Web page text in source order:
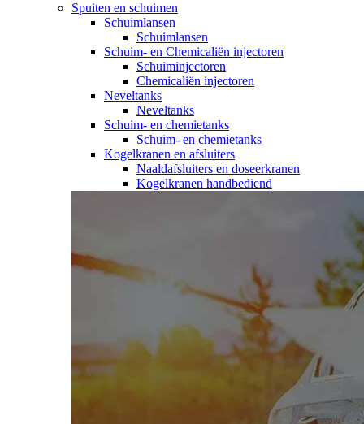
Spuiten en schuimen
Schuimlansen
Schuimlansen
Schuim- en Chemicaliën injectoren
Schuiminjectoren
Chemicaliën injectoren
Neveltanks
Neveltanks
Schuim- en chemietanks
Schuim- en chemietanks
Kogelkranen en afsluiters
Naaldafsluiters en doseerkranen
Kogelkranen handbediend